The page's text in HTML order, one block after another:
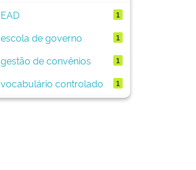
EAD
1
escola de governo 1
gestão de convênios 1
vocabulário controlado 1